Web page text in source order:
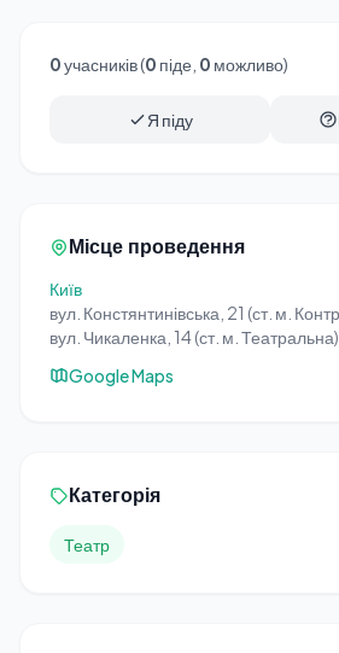
0учасників (0 піде, 0 можливо)
Я піду
Місце проведення
Київ
вул. Констянтинівська, 21 (ст. м.
вул. Чикаленка, 14 (ст. м. Театральна)
Google Maps
Категорія
Театр